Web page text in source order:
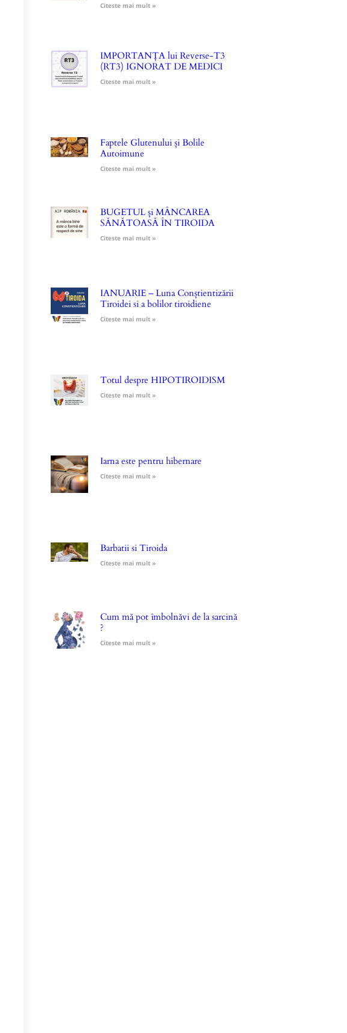
Citeste mai mult »
IMPORTANȚA lui Reverse-T3
(RT3) IGNORAT DE MEDICI
Citeste mai mult »
Faptele Glutenului și Bolile
Autoimune
Citeste mai mult »
BUGETUL și MÂNCAREA
SĂNĂTOASĂ ÎN TIROIDA
Citeste mai mult »
IANUARIE – Luna Conștientizării
Tiroidei si a bolilor tiroidiene
Citeste mai mult »
Totul despre HIPOTIROIDISM
Citeste mai mult »
Iarna este pentru hibernare
Citeste mai mult »
Barbatii si Tiroida
Citeste mai mult »
Cum mă pot îmbolnăvi de la sarcină
?
Citeste mai mult »